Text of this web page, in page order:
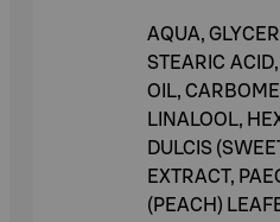
AQUA,
STEARIC
OIL,
LINALOOL,
DULCIS
EXTRACT,
(PEACH)